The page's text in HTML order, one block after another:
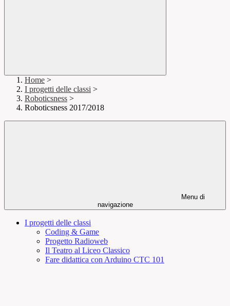
Home >
I progetti delle classi >
Roboticsness >
Roboticsness 2017/2018
Menu di
navigazione
I progetti delle classi
Coding & Game
Progetto Radioweb
Il Teatro al Liceo Classico
Fare didattica con Arduino CTC 101